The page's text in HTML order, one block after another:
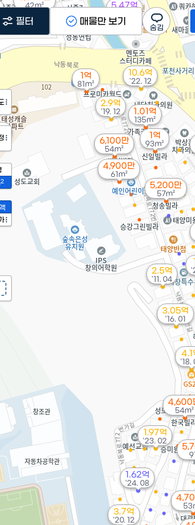
5,200만
57m²
4,600
54m²
1.62억
'24. 08
5.47억
1억
81m²
1.97억
'23. 02
10.6억
'22. 12
6,100만
54m²
4,900만
61m²
1억
93m²
3.7억
'20. 12
42m²
2.9억
'19. 12
4.1
'18.
3.05억
'16. 01
6,200만
57m²
2.5억
'11. 04
1.01억
135m²
2
필터 매물만 보기